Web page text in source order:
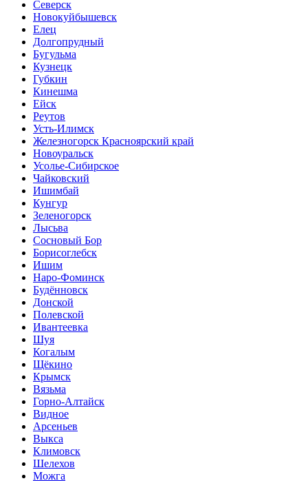
Северск
Новокуйбышевск
Елец
Долгопрудный
Бугульма
Кузнецк
Губкин
Кинешма
Ейск
Реутов
Усть-Илимск
Железногорск Красноярский край
Новоуральск
Усолье-Сибирское
Чайковский
Ишимбай
Кунгур
Зеленогорск
Лысьва
Сосновый Бор
Борисоглебск
Ишим
Наро-Фоминск
Будённовск
Донской
Полевской
Ивантеевка
Шуя
Когалым
Щёкино
Крымск
Вязьма
Горно-Алтайск
Видное
Арсеньев
Выкса
Климовск
Шелехов
Можга